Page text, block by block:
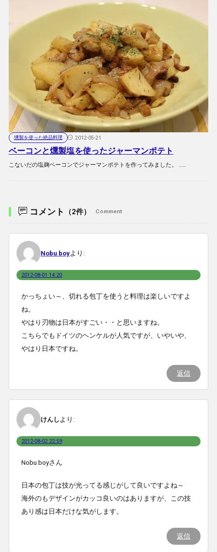
燻製を使った絶品料理 2012-05-21
ベーコンと燻製塩を使ったジャーマンポテト
こないだの塩麹ベーコンでジャーマンポテトを作ってみました。 ……
コメント （2件） Comment
Nobu boyより:
2012-08-01 14:20
かっちょい～、切れる包丁を使うと料理は楽しいですよ
ね。
やはり刃物は日本がすごい・・と思いますね。
こちらでもドイツのヘンケルが人気ですが、いやいや、
やはり日本ですね。
返信
けんし より:
2012-08-02 22:59
Nobu boyさん
日本の包丁は技が光ってる感じがして良いですよね～
海外のもデザインがカッコ良いのはありますが、この技
あり感は日本だけな気がします。
返信